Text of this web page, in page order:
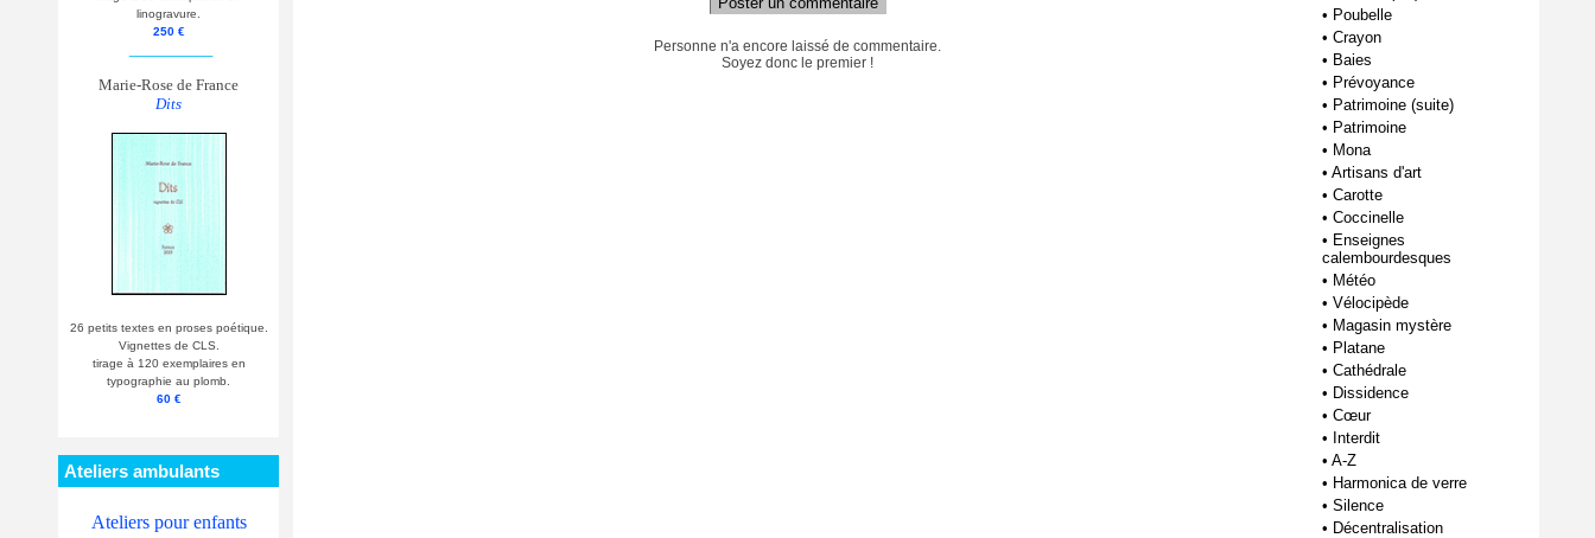
linogravure.
250 €
Marie-Rose de France
Dits
26 petits textes en proses poétique.
Vignettes de CLS.
tirage à 120 exemplaires en
typographie au plomb.
60 €
Ateliers ambulants
Ateliers pour enfants
Personne n'a encore laissé de commentaire.
Soyez donc le premier !
• Poubelle
• Crayon
• Baies
• Prévoyance
• Patrimoine (suite)
• Patrimoine
• Mona
• Artisans d'art
• Carotte
• Coccinelle
• Enseignes
calembourdesques
• Météo
• Vélocipède
• Magasin mystère
• Platane
• Cathédrale
• Dissidence
• Cœur
• Interdit
• A-Z
• Harmonica de verre
• Silence
• Décentralisation